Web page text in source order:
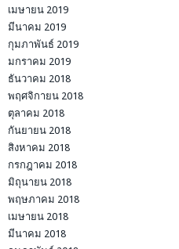
เมษายน 2019
มีนาคม 2019
กุมภาพันธ์ 2019
มกราคม 2019
ธันวาคม 2018
พฤศจิกายน 2018
ตุลาคม 2018
กันยายน 2018
สิงหาคม 2018
กรกฎาคม 2018
มิถุนายน 2018
พฤษภาคม 2018
เมษายน 2018
มีนาคม 2018